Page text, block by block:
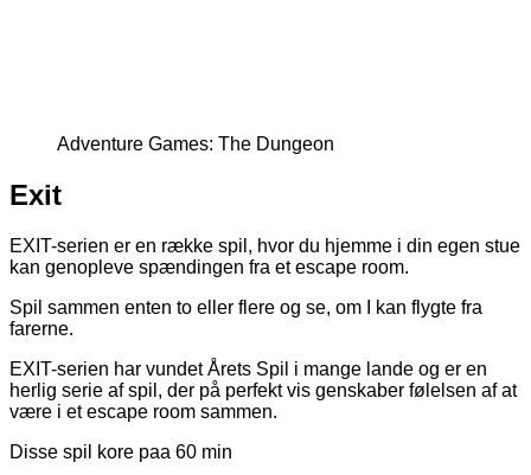
Adventure Games: The Dungeon
Exit
EXIT-serien er en række spil, hvor du hjemme i din egen stue
kan genopleve spændingen fra et escape room.
Spil sammen enten to eller flere og se, om I kan flygte fra
farerne.
EXIT-serien har vundet Årets Spil i mange lande og er en
herlig serie af spil, der på perfekt vis genskaber følelsen af at
være i et escape room sammen.
Disse spil kore paa 60 min